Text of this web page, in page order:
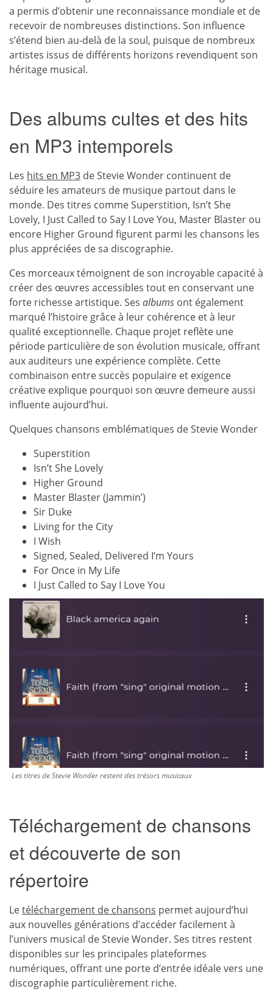
a permis d’obtenir une reconnaissance mondiale et de
recevoir de nombreuses distinctions. Son influence
s’étend bien au-delà de la soul, puisque de nombreux
artistes issus de différents horizons revendiquent son
héritage musical.
Des albums cultes et des hits
en MP3 intemporels
Les hits en MP3 de Stevie Wonder continuent de
séduire les amateurs de musique partout dans le
monde. Des titres comme Superstition, Isn’t She
Lovely, I Just Called to Say I Love You, Master Blaster ou
encore Higher Ground figurent parmi les chansons les
plus appréciées de sa discographie.
Ces morceaux témoignent de son incroyable capacité à
créer des œuvres accessibles tout en conservant une
forte richesse artistique. Ses albums ont également
marqué l’histoire grâce à leur cohérence et à leur
qualité exceptionnelle. Chaque projet reflète une
période particulière de son évolution musicale, offrant
aux auditeurs une expérience complète. Cette
combinaison entre succès populaire et exigence
créative explique pourquoi son œuvre demeure aussi
influente aujourd’hui.
Quelques chansons emblématiques de Stevie Wonder
Superstition
Isn’t She Lovely
Higher Ground
Master Blaster (Jammin’)
Sir Duke
Living for the City
I Wish
Signed, Sealed, Delivered I’m Yours
For Once in My Life
I Just Called to Say I Love You
Les titres de Stevie Wonder restent des trésors musicaux
Téléchargement de chansons
et découverte de son
répertoire
Letéléchargement de chansons permet aujourd’hui
aux nouvelles générations d’accéder facilement à
l’univers musical de Stevie Wonder. Ses titres restent
disponibles sur les principales plateformes
numériques, offrant une porte d’entrée idéale vers une
discographie particulièrement riche.